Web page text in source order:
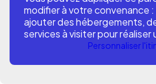
modifier à votre convenance :
ajouter des hébergements,
services à visiter pour réaliser
Personnaliser